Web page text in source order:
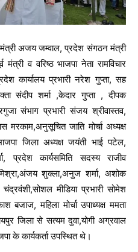
अजय जम्वाल, प्रदेश संगठन मंत्री
व वरिष्ठ भाजपा नेता रामविचार
कार्यालय प्रभारी नरेश गुप्ता, सह
संदीप शर्मा ,केदार गुप्ता , दीपक
संभाग प्रभारी संजय श्रीवास्तव,
मरकाम,अनुसूचित जाति मोर्चा अध्यक्ष
जिला अध्यक्ष जयंती भाई पटेल,
प्रदेश कार्यसमिति सदस्य राजीव
शुक्ला,अनुज शर्मा, अशोक
मीडिया प्रभारी सोमेश
बजाज, महिला मोर्चा उपाध्यक्ष ममता
जिला से सत्यम दुवा,योगी अग्रवाल
के कार्यकर्ता उपस्थित थे।